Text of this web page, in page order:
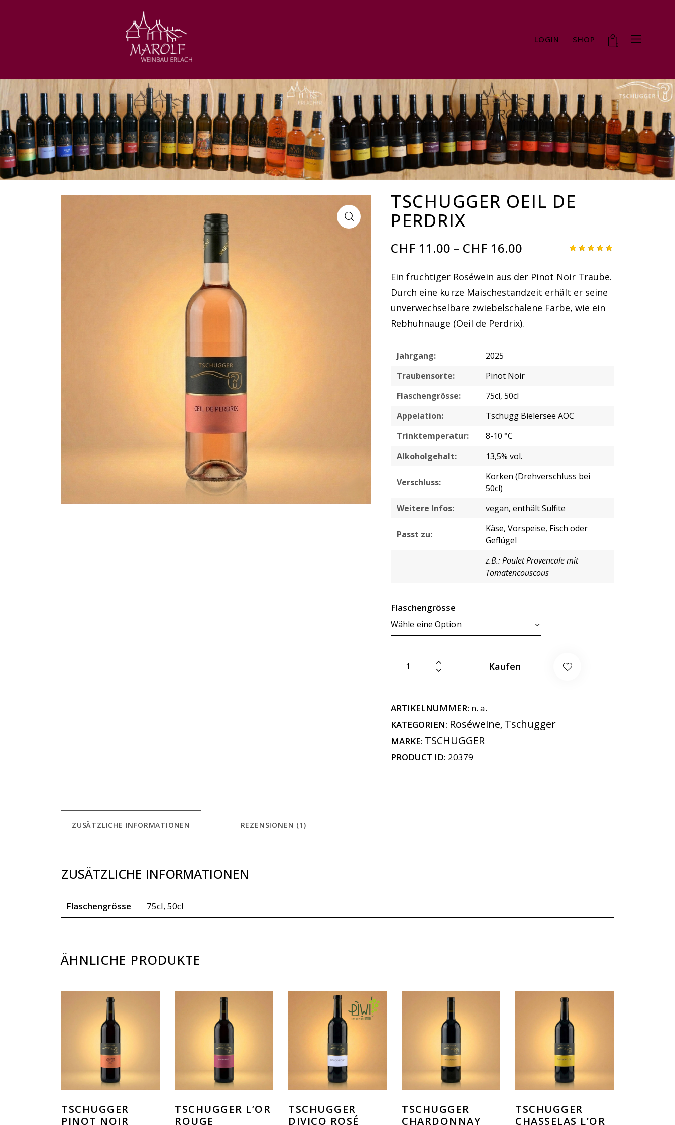
LOGIN SHOP
0
TSCHUGGER OEIL DE
PERDRIX
von 5,
basieren
Kundenb
CHF 11.00 – CHF 16.00
Ein fruchtiger Roséwein aus der Pinot Noir Traube.
Durch eine kurze Maischestandzeit erhält er seine
unverwechselbare zwiebelschalene Farbe, wie ein
Rebhuhnauge (Oeil de Perdrix).
Jahrgang:
2025
Traubensorte:
Pinot Noir
Flaschengrösse:
75cl, 50cl
Appelation:
Tschugg Bielersee AOC
Trinktemperatur:
8-10 °C
Alkoholgehalt:
13,5% vol.
Verschluss:
Korken (Drehverschluss bei
50cl)
Weitere Infos:
vegan, enthält Sulfite
Passt zu:
Käse, Vorspeise, Fisch oder
Geflügel
z.B.: Poulet Provencale mit
Tomatencouscous
Flaschengrösse
Kaufen
ARTIKELNUMMER: n. a.
KATEGORIEN: Roséweine, Tschugger
MARKE: TSCHUGGER
PRODUCT ID: 20379
ZUSÄTZLICHE INFORMATIONEN REZENSIONEN (1)
ZUSÄTZLICHE INFORMATIONEN
Flaschengrösse 75cl, 50cl
ÄHNLICHE PRODUKTE
TSCHUGGER
PINOT NOIR
TSCHUGGER L’OR
ROUGE
TSCHUGGER
DIVICO ROSÉ
TSCHUGGER
CHARDONNAY
TSCHUGGER
CHASSELAS L’OR